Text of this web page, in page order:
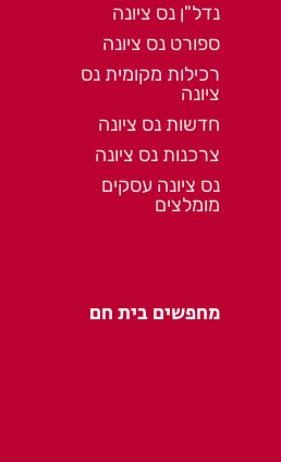
נדל"ן נס ציונה
ספורט נס ציונה
רכילות מקומית נס
ציונה
חדשות נס ציונה
צרכנות נס ציונה
נס ציונה עסקים
מומלצים
מחפשים בית חם